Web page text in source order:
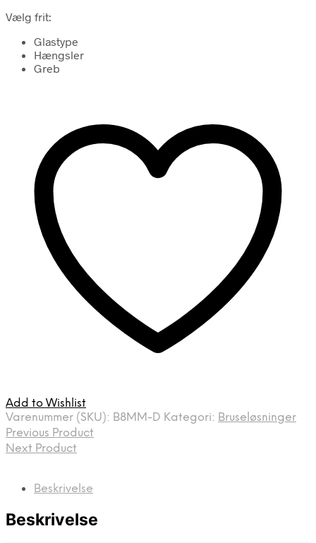
Vælg frit:
Glastype
Hængsler
Greb
Add to Wishlist
Varenummer (SKU): B8MM-D Kategori: Bruseløsninger
Previous Product
Next Product
Beskrivelse
Beskrivelse